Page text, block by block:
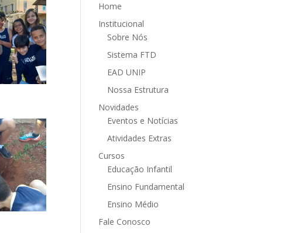
Home
Institucional
Sobre Nós
Sistema FTD
EAD UNIP
Nossa Estrutura
Novidades
Eventos e Notícias
Atividades Extras
Cursos
Educação Infantil
Ensino Fundamental
Ensino Médio
Fale Conosco